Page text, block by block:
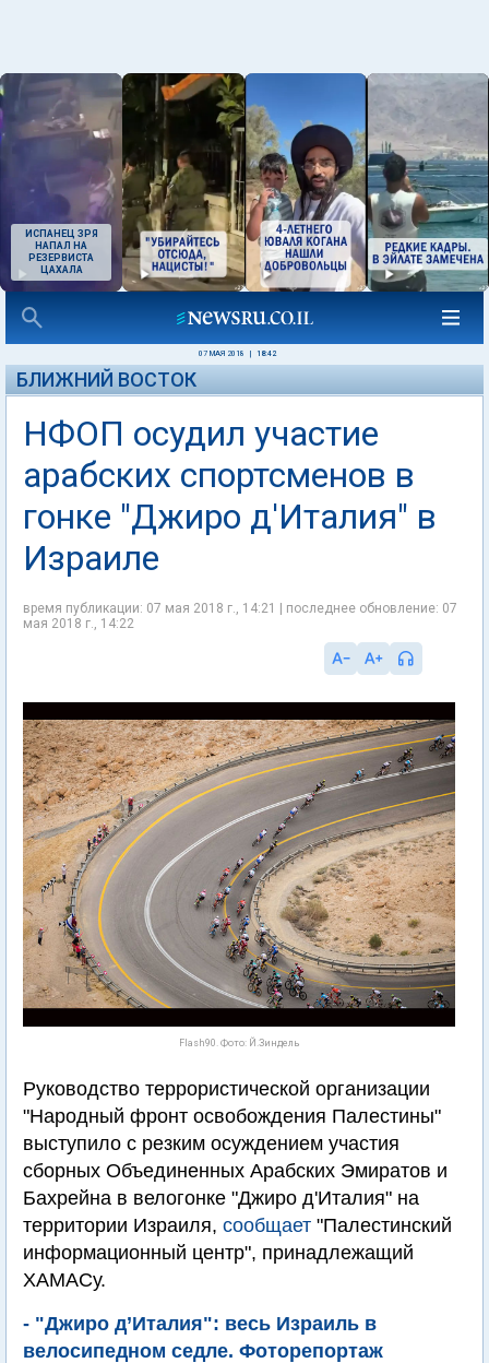
ИСПАНЕЦ ЗРЯ
НАПАЛ НА
РЕЗЕРВИСТА
ЦАХАЛА
07 МАЯ 2018 18:42
БЛИЖНИЙ ВОСТОК
НФОП осудил участие
арабских спортсменов в
гонке "Джиро д'Италия" в
Израиле
время публикации: 07 мая 2018 г., 14:21 | последнее обновление: 07
мая 2018 г., 14:22
Flash90. Фото: Й.Зиндель
Руководство террористической организации
"Народный фронт освобождения Палестины"
выступило с резким осуждением участия
сборных Объединенных Арабских Эмиратов и
Бахрейна в велогонке "Джиро д'Италия" на
территории Израиля, сообщает "Палестинский
информационный центр", принадлежащий
ХАМАСу.
- "Джиро д’Италия": весь Израиль в
велосипедном седле. Фоторепортаж